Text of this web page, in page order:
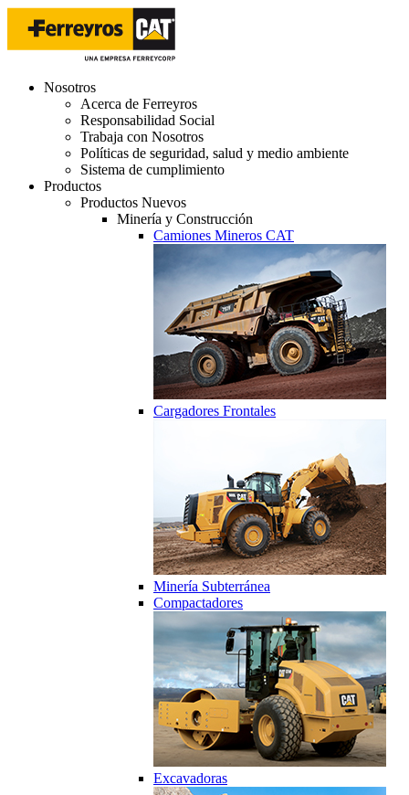
Nosotros
Acerca de Ferreyros
Responsabilidad Social
Trabaja con Nosotros
Políticas de seguridad, salud y medio ambiente
Sistema de cumplimiento
Productos
Productos Nuevos
Minería y Construcción
Camiones Mineros CAT
Cargadores Frontales
Minería Subterránea
Compactadores
Excavadoras